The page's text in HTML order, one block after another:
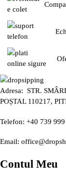
Adresa: STR.
POȘTAL 110217,
Telefon: +40 739
Email:
Contul Meu